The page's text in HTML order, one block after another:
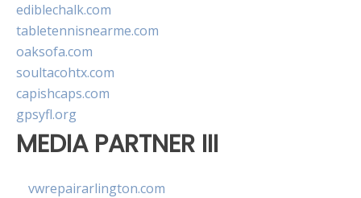
ediblechalk.com
tabletennisnearme.com
oaksofa.com
soultacohtx.com
capishcaps.com
gpsyfl.org
MEDIA PARTNER III
vwrepairarlington.com